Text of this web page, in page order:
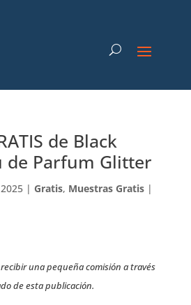
de Black
de Parfum Glitter
| Gratis, Muestras Gratis|
una pequeña comisión a través
de esta publicación.